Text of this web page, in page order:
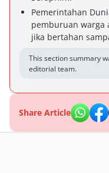
Pemerintahan
pemburuan warga
jika bertahan
This section summary
editorial team.
Share Article